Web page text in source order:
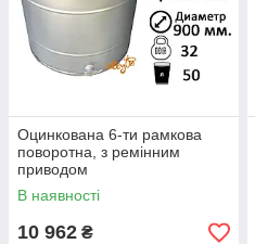
Оцинкована 6-ти рамкова
поворотна, з ремінним
приводом
В наявності
10 962 ₴